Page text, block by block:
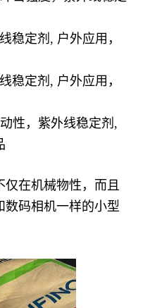
稳定剂, 户外应用，
稳定剂, 户外应用，
性，紫外线稳定剂,
仅在机械物性，而且
数码相机一样的小型